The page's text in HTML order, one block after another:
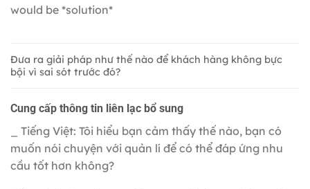
would be *solution*
Đưa ra giải pháp như thế nào để khách hàng không bực
bội vì sai sót trước đó?
Cung cấp thông tin liên lạc bổ sung
_ Tiếng Việt: Tôi hiểu bạn cảm thấy thế nào, bạn có
muốn nói chuyện với quản lí để có thể đáp ứng nhu
cầu tốt hơn không?